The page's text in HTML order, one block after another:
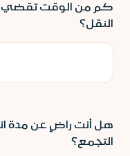
كم من الوقت تقضي
النقل؟
هل أنت راضٍ عن مدة
التجمع؟